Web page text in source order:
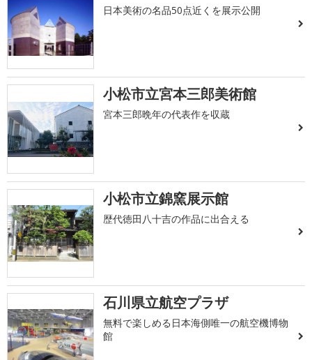
日本美術の名品50点近くを展示公開
小松市立宮本三郎美術館
宮本三郎晩年の代表作を収蔵
小松市立錦窯展示館
歴代徳田八十吉の作品に出合える
石川県立航空プラザ
無料で楽しめる日本海側唯一の航空機博物
館